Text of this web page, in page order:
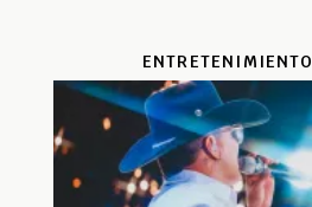
ENTRETENIMIENTO